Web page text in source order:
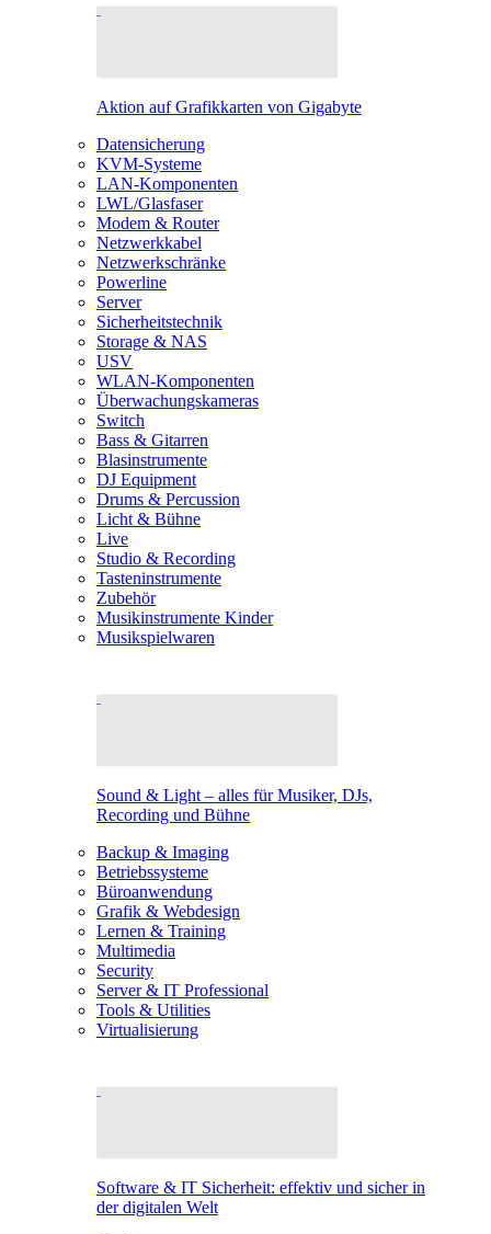
Aktion auf Grafikkarten von Gigabyte
Datensicherung
KVM-Systeme
LAN-Komponenten
LWL/Glasfaser
Modem & Router
Netzwerkkabel
Netzwerkschränke
Powerline
Server
Sicherheitstechnik
Storage & NAS
USV
WLAN-Komponenten
Überwachungskameras
Switch
Bass & Gitarren
Blasinstrumente
DJ Equipment
Drums & Percussion
Licht & Bühne
Live
Studio & Recording
Tasteninstrumente
Zubehör
Musikinstrumente Kinder
Musikspielwaren
Sound & Light – alles für Musiker, DJs,
Recording und Bühne
Backup & Imaging
Betriebssysteme
Büroanwendung
Grafik & Webdesign
Lernen & Training
Multimedia
Security
Server & IT Professional
Tools & Utilities
Virtualisierung
Software & IT Sicherheit: effektiv und sicher in
der digitalen Welt